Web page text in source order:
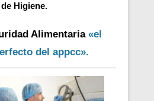
Higiene.
Alimentaria «el
del appcc».